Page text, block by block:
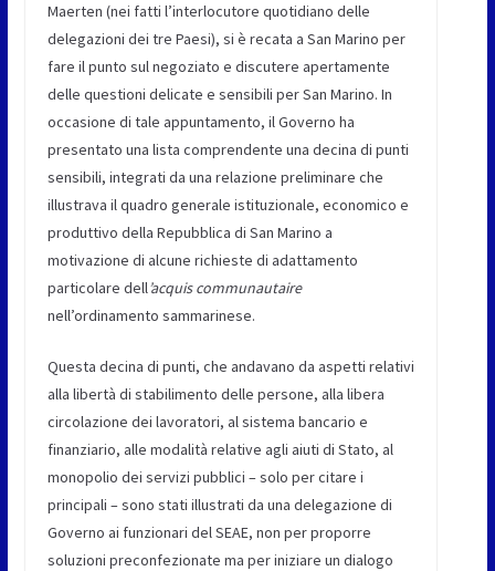
Maerten (nei fatti l’interlocutore quotidiano delle
delegazioni dei tre Paesi), si è recata a San Marino per
fare il punto sul negoziato e discutere apertamente
delle questioni delicate e sensibili per San Marino. In
occasione di tale appuntamento, il Governo ha
presentato una lista comprendente una decina di punti
sensibili, integrati da una relazione preliminare che
illustrava il quadro generale istituzionale, economico e
produttivo della Repubblica di San Marino a
motivazione di alcune richieste di adattamento
particolare dell’acquis communautaire
nell’ordinamento sammarinese.
Questa decina di punti, che andavano da aspetti relativi
alla libertà di stabilimento delle persone, alla libera
circolazione dei lavoratori, al sistema bancario e
finanziario, alle modalità relative agli aiuti di Stato, al
monopolio dei servizi pubblici – solo per citare i
principali – sono stati illustrati da una delegazione di
Governo ai funzionari del SEAE, non per proporre
soluzioni preconfezionate ma per iniziare un dialogo